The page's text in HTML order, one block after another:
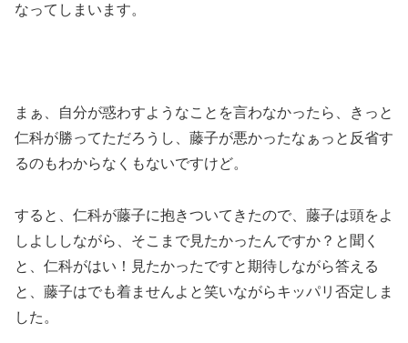
なってしまいます。
まぁ、自分が惑わすようなことを言わなかったら、きっと
仁科が勝ってただろうし、藤子が悪かったなぁっと反省す
るのもわからなくもないですけど。
すると、仁科が藤子に抱きついてきたので、藤子は頭をよ
しよししながら、そこまで見たかったんですか？と聞く
と、仁科がはい！見たかったですと期待しながら答える
と、藤子はでも着ませんよと笑いながらキッパリ否定しま
した。